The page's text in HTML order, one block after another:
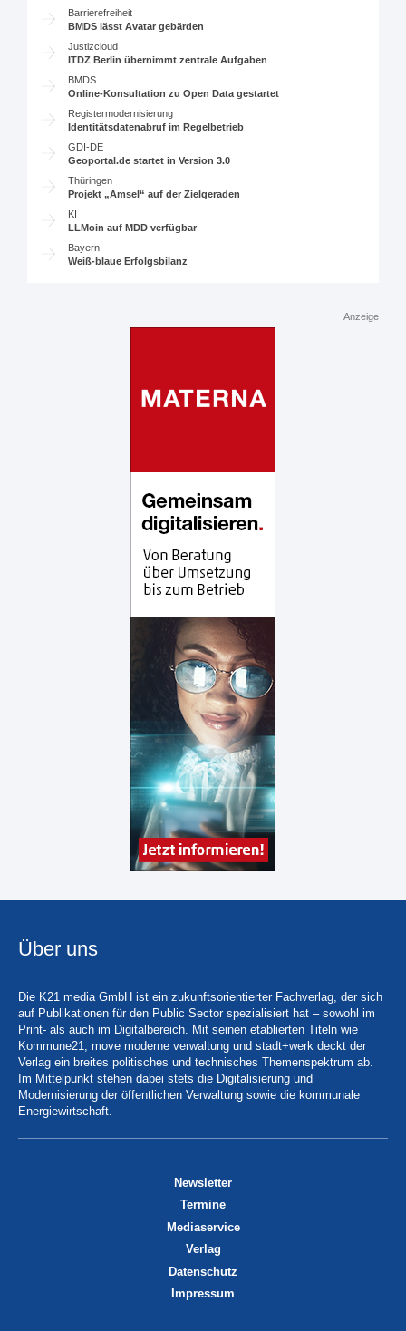
Barrierefreiheit
BMDS lässt Avatar gebärden
Justizcloud
ITDZ Berlin übernimmt zentrale Aufgaben
BMDS
Online-Konsultation zu Open Data gestartet
Registermodernisierung
Identitätsdatenabruf im Regelbetrieb
GDI-DE
Geoportal.de startet in Version 3.0
Thüringen
Projekt „Amsel“ auf der Zielgeraden
KI
LLMoin auf MDD verfügbar
Bayern
Weiß-blaue Erfolgsbilanz
Anzeige
Über uns
Die K21 media GmbH ist ein zukunftsorientierter Fachverlag, der sich
auf Publikationen für den Public Sector spezialisiert hat – sowohl im
Print- als auch im Digitalbereich. Mit seinen etablierten Titeln wie
Kommune21, move moderne verwaltung und stadt+werk deckt der
Verlag ein breites politisches und technisches Themenspektrum ab.
Im Mittelpunkt stehen dabei stets die Digitalisierung und
Modernisierung der öffentlichen Verwaltung sowie die kommunale
Energiewirtschaft.
Newsletter
Termine
Mediaservice
Verlag
Datenschutz
Impressum